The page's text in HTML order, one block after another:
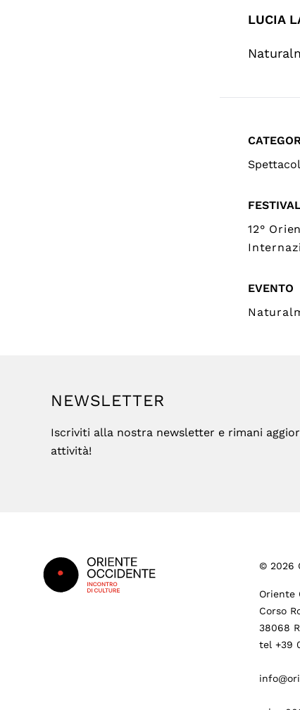
LUCIA
12°
EVENTO
NEWSLETTER
Iscriviti alla nostra newsletter e rimani
attività!
© 2026
Oriente
Corso
38068
tel +39